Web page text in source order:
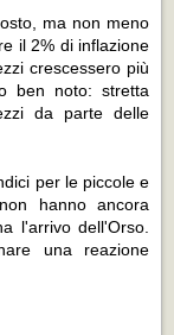
ma non meno
il 2% di inflazione
crescessero più
ben noto: stretta
da parte delle
per le piccole e
hanno ancora
l'arrivo dell'Orso.
una reazione